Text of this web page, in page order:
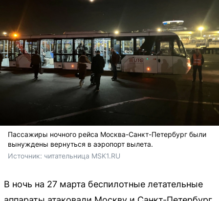
Пассажиры ночного рейса Москва-Санкт-Петербург были
вынуждены вернуться в аэропорт вылета.
Источник: читательница MSK1.RU
В ночь на 27 марта беспилотные летательные